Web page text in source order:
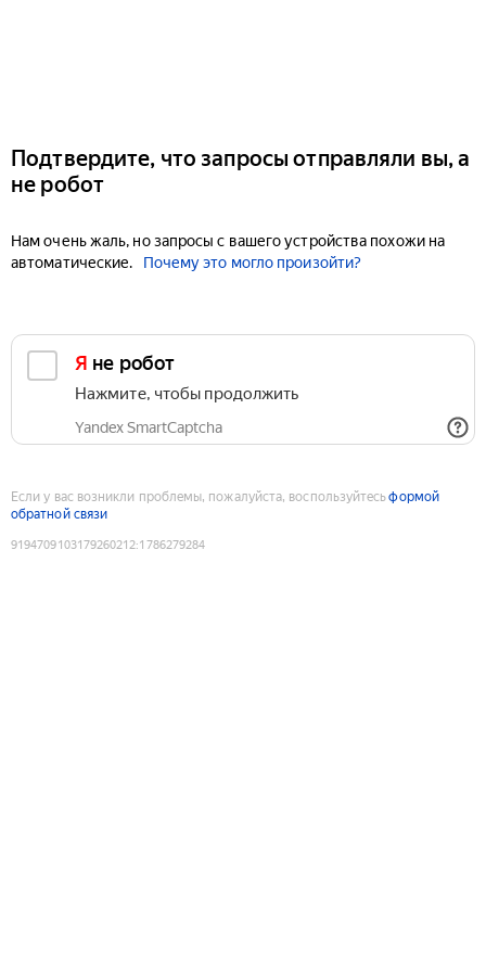
Подтвердите, что запросы отправляли вы, а
не робот
Нам очень жаль, но запросы с вашего устройства похожи на
автоматические.
Почему это могло произойти?
Я не робот
Нажмите, чтобы продолжить
Yandex SmartCaptcha
Если у вас возникли проблемы, пожалуйста, воспользуйтесьформой
обратной связи
9194709103179260212:1786279284